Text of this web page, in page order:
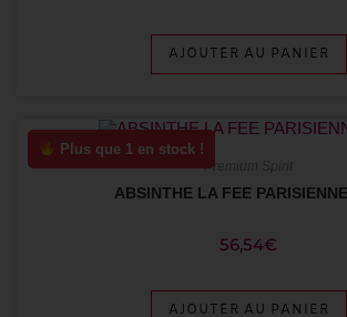
AJOUTER AU PANIER
Plus que 1 en stock !
Premium Spirit
ABSINTHE LA FEE
56,54€
AJOUTER AU PANIER